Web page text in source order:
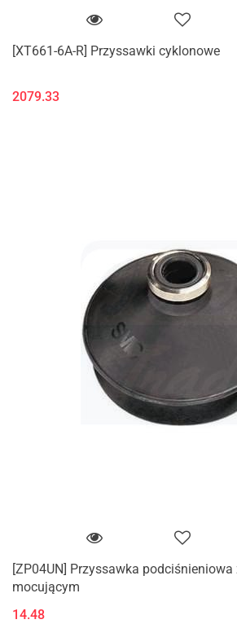
[XT661-6A-R] Przyssawki cyklonowe
2079.33
[ZP04UN] Przyssawka
mocującym
14.48